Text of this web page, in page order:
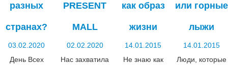
разных
странах?
03.02.2020
День Всех
PRESENT
MALL
02.02.2020
Нас захватила
как образ
жизни
14.01.2015
Не знаю как
или горные
лыжи
14.01.2015
Люди, которые